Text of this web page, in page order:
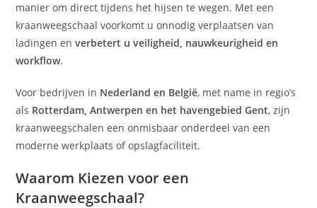
manier om direct tijdens het hijsen te wegen. Met een
kraanweegschaal voorkomt u onnodig verplaatsen van
ladingen enverbetert u veiligheid, nauwkeurigheid en
workflow.
Voor bedrijven in Nederland en België, met name in regio’s
als Rotterdam, Antwerpen en het havengebied Gent, zijn
kraanweegschalen een onmisbaar onderdeel van een
moderne werkplaats of opslagfaciliteit.
Waarom Kiezen voor een
Kraanweegschaal?